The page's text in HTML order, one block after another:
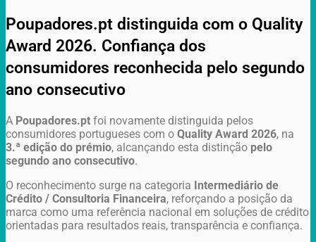
Poupadores.pt distinguida com o Quality
Award 2026. Confiança dos
consumidores reconhecida pelo segundo
ano consecutivo
A Poupadores.pt foi novamente distinguida pelos
consumidores portugueses com o Quality Award 2026, na
3.ª edição do prémio, alcançando esta distinção pelo
segundo ano consecutivo.
O reconhecimento surge na categoria Intermediário de
Crédito / Consultoria Financeira, reforçando a posição da
marca como uma referência nacional em soluções de crédito
orientadas para resultados reais, transparência e confiança.